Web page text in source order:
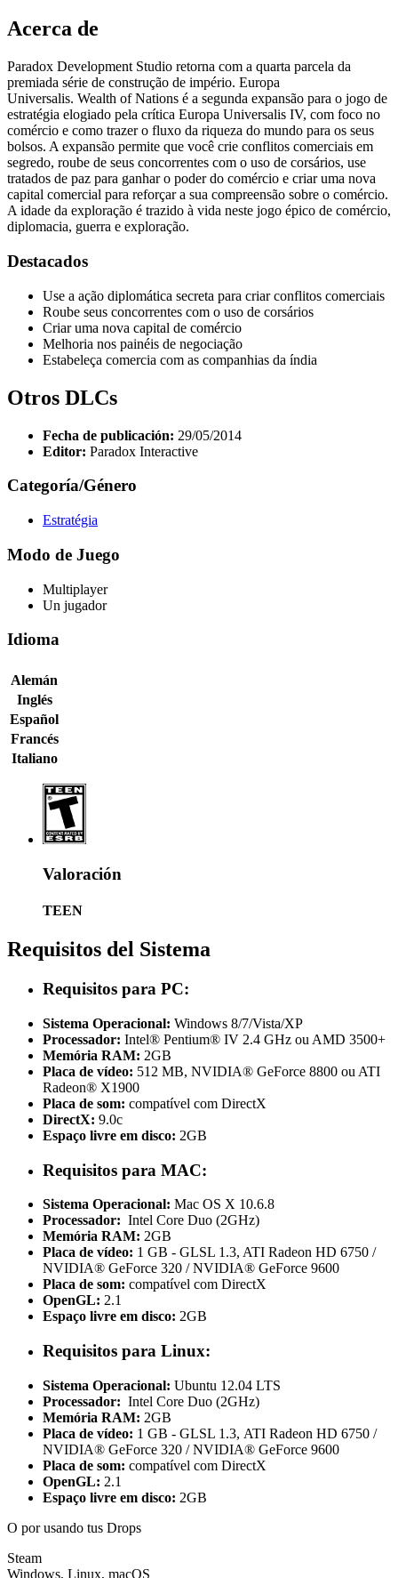
Acerca de
Paradox Development Studio retorna com a quarta parcela da
premiada série de construção de império. Europa
Universalis. Wealth of Nations é a segunda expansão para o jogo de
estratégia elogiado pela crítica Europa Universalis IV, com foco no
comércio e como trazer o fluxo da riqueza do mundo para os seus
bolsos. A expansão permite que você crie conflitos comerciais em
segredo, roube de seus concorrentes com o uso de corsários, use
tratados de paz para ganhar o poder do comércio e criar uma nova
capital comercial para reforçar a sua compreensão sobre o comércio.
A idade da exploração é trazido à vida neste jogo épico de comércio,
diplomacia, guerra e exploração.
Destacados
Use a ação diplomática secreta para criar conflitos comerciais
Roube seus concorrentes com o uso de corsários
Criar uma nova capital de comércio
Melhoria nos painéis de negociação
Estabeleça comercia com as companhias da índia
Otros DLCs
Fecha de publicación: 29/05/2014
Editor: Paradox Interactive
Categoría/Género
Estratégia
Modo de Juego
Multiplayer
Un jugador
Idioma
Alemán
Inglés
Español
Francés
Italiano
Valoración
TEEN
Requisitos del Sistema
Requisitos para PC:
Sistema Operacional: Windows 8/7/Vista/XP
Processador: Intel® Pentium® IV 2.4 GHz ou AMD 3500+
Memória RAM: 2GB
Placa de vídeo: 512 MB, NVIDIA® GeForce 8800 ou ATI
Radeon® X1900
Placa de som: compatível com DirectX
DirectX: 9.0c
Espaço livre em disco: 2GB
Requisitos para MAC:
Sistema Operacional: Mac OS X 10.6.8
Processador: Intel Core Duo (2GHz)
Memória RAM: 2GB
Placa de vídeo: 1 GB - GLSL 1.3, ATI Radeon HD 6750 /
NVIDIA® GeForce 320 / NVIDIA® GeForce 9600
Placa de som: compatível com DirectX
OpenGL: 2.1
Espaço livre em disco: 2GB
Requisitos para Linux:
Sistema Operacional: Ubuntu 12.04 LTS
Processador: Intel Core Duo (2GHz)
Memória RAM: 2GB
Placa de vídeo: 1 GB - GLSL 1.3, ATI Radeon HD 6750 /
NVIDIA® GeForce 320 / NVIDIA® GeForce 9600
Placa de som: compatível com DirectX
OpenGL: 2.1
Espaço livre em disco: 2GB
O porusando tus Drops
Steam
Windows, Linux, macOS